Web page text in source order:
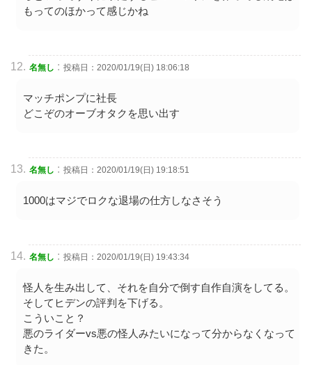
もってのほかって感じかね
名無し : 投稿日：2020/01/19(日) 18:06:18
マッチポンプに社長
どこぞのオーブオタクを思い出す
名無し : 投稿日：2020/01/19(日) 19:18:51
1000はマジでロクな退場の仕方しなさそう
名無し : 投稿日：2020/01/19(日) 19:43:34
怪人を生み出して、それを自分で倒す自作自演をしてる。
そしてヒデンの評判を下げる。
こういこと？
悪のライダーvs悪の怪人みたいになって分からなくなって
きた。